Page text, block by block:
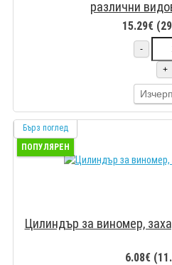
различни
15.29€
-
+
Бърз поглед
ПОПУЛЯРЕН
Цилиндър за виномер,
6.08€